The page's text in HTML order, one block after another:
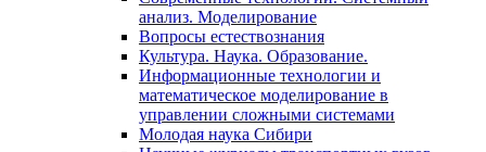
анализ. Моделирование
Вопросы естествознания
Культура. Наука. Образование.
Информационные технологии и
математическое моделирование в
управлении сложными системами
Молодая наука Сибири